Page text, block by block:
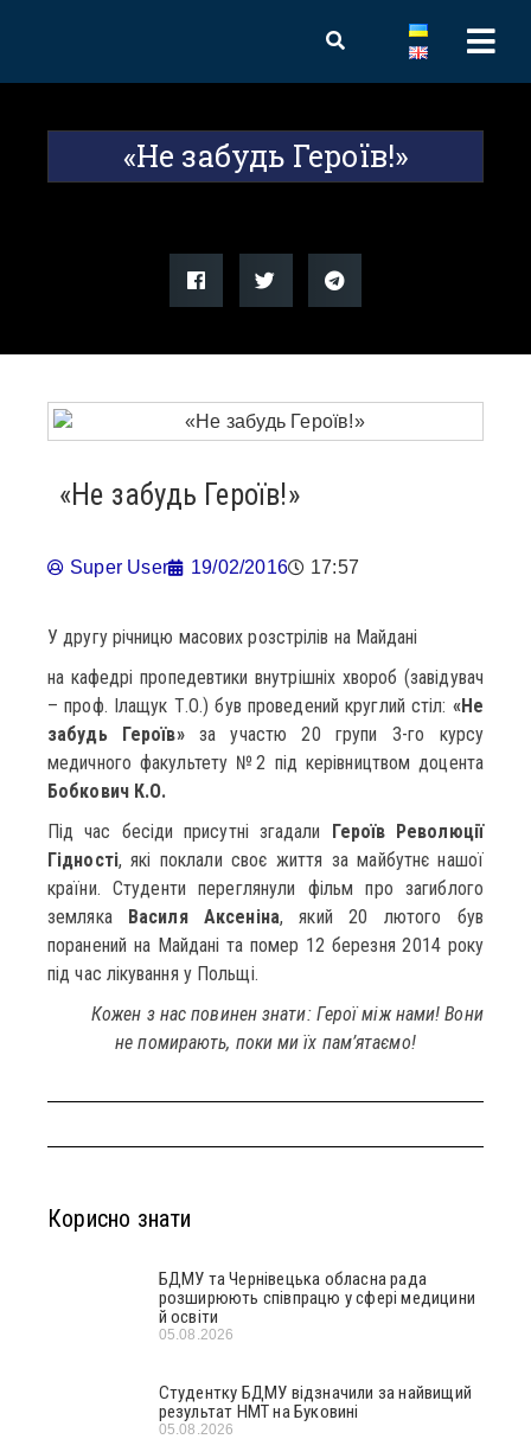
«Не забудь Героїв!»
«Не забудь Героїв!»
Super User 19/02/2016 17:57
У другу річницю масових розстрілів на Майдані
на кафедрі пропедевтики внутрішніх хвороб (завідувач
– проф. Ілащук Т.О.) був проведений круглий стіл: «Не
забудь Героїв»за участю 20 групи 3-го курсу
медичного факультету №2 під керівництвом доцента
Бобкович К.О.
Під час бесіди присутні згадали Героїв Революції
Гідності, які поклали своє життя за майбутнє нашої
країни. Студенти переглянули фільм про загиблого
землякаВасиля Аксеніна, який 20 лютого був
поранений на Майдані та помер 12 березня 2014 року
під час лікування у Польщі.
Кожен з нас повинен знати: Герої між нами! Вони
не помирають, поки ми їх пам’ятаємо!
Корисно знати
БДМУ та Чернівецька обласна рада
розширюють співпрацю у сфері медицини
й освіти
05.08.2026
Студентку БДМУ відзначили за найвищий
результат НМТ на Буковині
05.08.2026